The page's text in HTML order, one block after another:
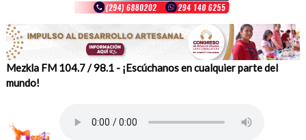
Mezkla FM 104.7 / 98.1 - ¡Escúchanos en cualquier parte del
mundo!